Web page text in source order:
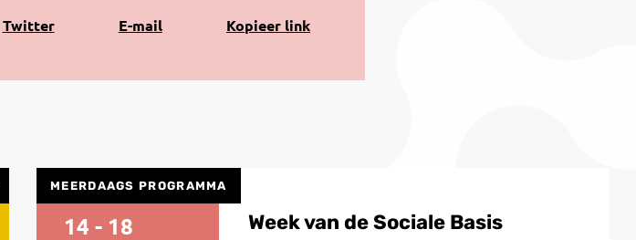
Share
Twitter
Share
E-mail
Kopiëren
Kopieer link
14 - 18
MEERDAAGS PROGRAMMA
Week van de Sociale Basis